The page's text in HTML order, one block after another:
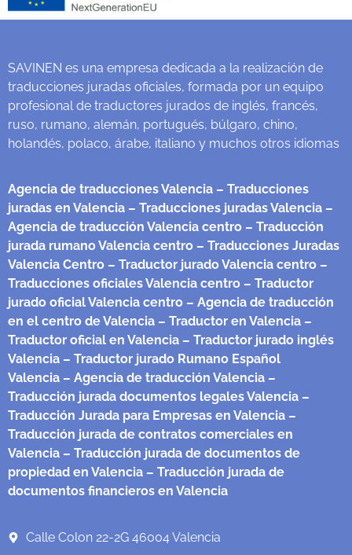
SAVINEN es una empresa dedicada a la realización de
traducciones juradas oficiales, formada por un equipo
profesional de traductores jurados de inglés, francés,
ruso, rumano, alemán, portugués, búlgaro, chino,
holandés, polaco, árabe, italiano y muchos otros idiomas
Agencia de traducciones Valencia – Traducciones
juradas en Valencia – Traducciones juradas Valencia –
Agencia de traducción Valencia centro – Traducción
jurada rumano Valencia centro – Traducciones Juradas
Valencia Centro – Traductor jurado Valencia centro –
Traducciones oficiales Valencia centro – Traductor
jurado oficial Valencia centro – Agencia de traducción
en el centro de Valencia – Traductor en Valencia –
Traductor oficial en Valencia – Traductor jurado inglés
Valencia – Traductor jurado Rumano Español
Valencia – Agencia de traducción Valencia –
Traducción jurada documentos legales Valencia –
Traducción Jurada para Empresas en Valencia –
Traducción jurada de contratos comerciales en
Valencia – Traducción jurada de documentos de
propiedad en Valencia – Traducción jurada de
documentos financieros en Valencia
Calle Colon 22-2G 46004 Valencia